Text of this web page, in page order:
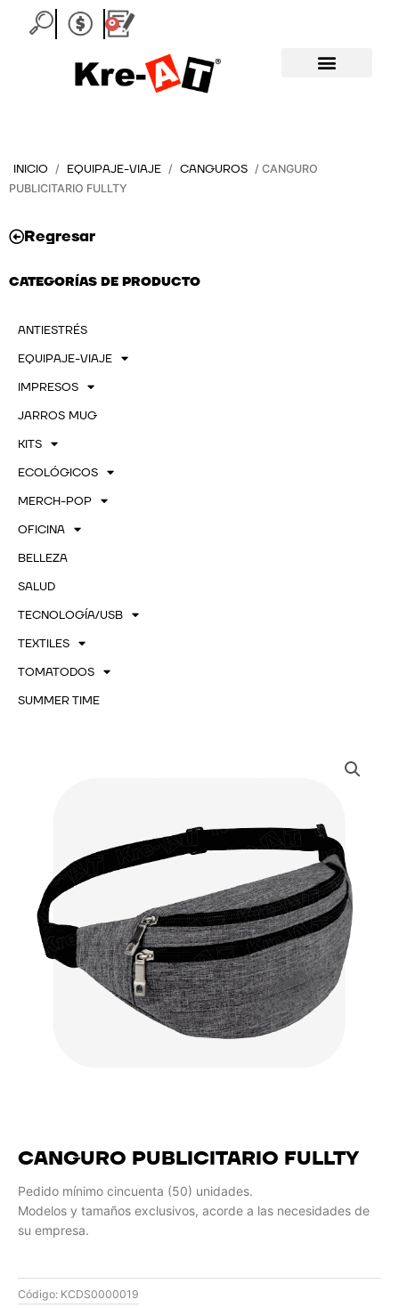
0
Carrito
INICIO / EQUIPAJE-VIAJE / CANGUROS / CANGURO
PUBLICITARIO FULLTY
Regresar
CATEGORÍAS DE PRODUCTO
ANTIESTRÉS
EQUIPAJE-VIAJE
IMPRESOS
JARROS MUG
KITS
ECOLÓGICOS
MERCH-POP
OFICINA
BELLEZA
SALUD
TECNOLOGÍA/USB
TEXTILES
TOMATODOS
SUMMER TIME
CANGURO PUBLICITARIO FULLTY
Pedido mínimo cincuenta (50) unidades.
Modelos y tamaños exclusivos, acorde a las necesidades de
su empresa.
Código: KCDS0000019